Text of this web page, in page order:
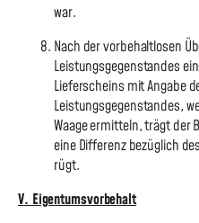
war.
Nach der vorbehaltlosen
Leistungsgegenstandes
Lieferscheins mit Angabe
Leistungsgegenstandes,
Waage ermitteln, trägt der
eine Differenz bezüglich
rügt.
V. Eigentumsvorbehalt